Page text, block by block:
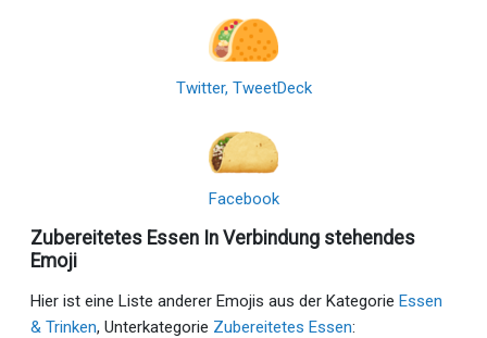
Twitter, TweetDeck
Facebook
Zubereitetes Essen In Verbindung stehendes
Emoji
Hier ist eine Liste anderer Emojis aus der Kategorie Essen
& Trinken, Unterkategorie Zubereitetes Essen: